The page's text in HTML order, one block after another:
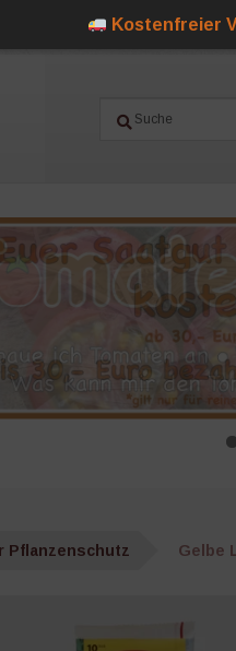
Kostenfreier
Pflanzenschutz Gelbe